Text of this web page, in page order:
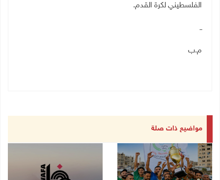
الفلسطيني لكرة القدم.
ــ
م.ب
مواضيع ذات صلة